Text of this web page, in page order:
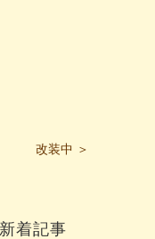
改装中 ＞
着記事